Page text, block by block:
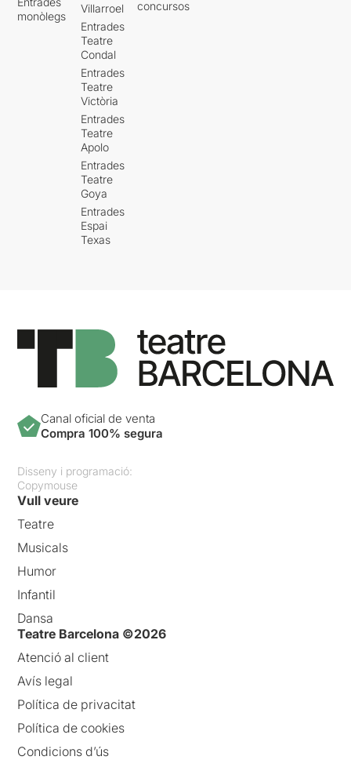
monòlegs
Villarroel
Entrades
Teatre
Condal
Entrades
Teatre
Victòria
Entrades
Teatre
Apolo
Entrades
Teatre
Goya
Entrades
Espai
Texas
concursos
Canal oficial de venta
Compra 100% segura
Disseny i programació:
Copymouse
Vull veure
Teatre
Musicals
Humor
Infantil
Dansa
Teatre Barcelona ©2026
Atenció al client
Avís legal
Política de privacitat
Política de cookies
Condicions d’ús